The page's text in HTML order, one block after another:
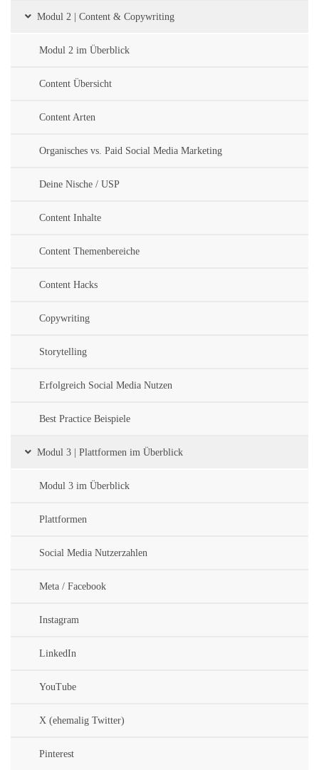
Modul 2 | Content & Copywriting
Modul 2 im Überblick
Content Übersicht
Content Arten
Organisches vs. Paid Social Media Marketing
Deine Nische / USP
Content Inhalte
Content Themenbereiche
Content Hacks
Copywriting
Storytelling
Erfolgreich Social Media Nutzen
Best Practice Beispiele
Modul 3 | Plattformen im Überblick
Modul 3 im Überblick
Plattformen
Social Media Nutzerzahlen
Meta / Facebook
Instagram
LinkedIn
YouTube
X (ehemalig Twitter)
Pinterest